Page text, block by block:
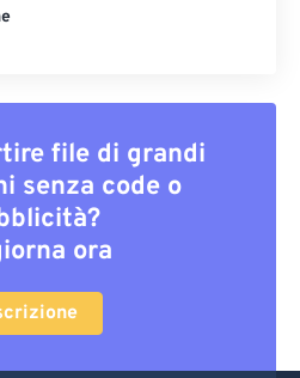
file di grandi
senza code o
ora